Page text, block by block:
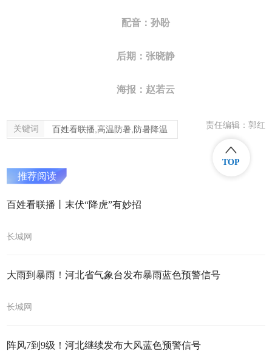
配音：孙盼
后期：张晓静
海报：赵若云
关键词 百姓看联播,高温防暑,防暑降温 责任编辑：郭红
推荐阅读
百姓看联播丨末伏“降虎”有妙招
长城网
大雨到暴雨！河北省气象台发布暴雨蓝色预警信号
长城网
阵风7到9级！河北继续发布大风蓝色预警信号
TOP